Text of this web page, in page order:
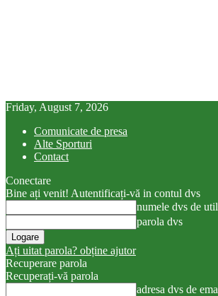
Friday, August 7, 2026
Comunicate de presa
Alte Sporturi
Contact
Conectare
Bine ați venit! Autentificați-vă in contul dvs
numele dvs de
parola dvs
Ați uitat parola? obține ajutor
Recuperare parola
Recuperați-vă parola
adresa dvs de